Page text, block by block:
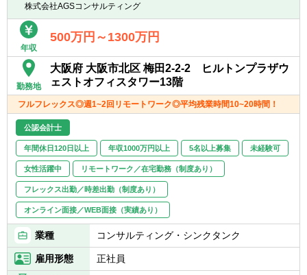
時点】
現在、約10名の方々が海外拠点へ駐在してお
ります。
株式会社AGSコンサルティング
年収
500万円～1300万円
勤務地
大阪府 大阪市北区 梅田2-2-2 ヒルトンプラザウ
ェストオフィスタワー13階
フルフレックス◎週1~2回リモートワーク◎平均残業時間10~20時間！
公認会計士
年間休日120日以上 年収1000万円以上 5名以上募集 未経験可
女性活躍中 リモートワーク／在宅勤務（制度あり）
フレックス出勤／時差出勤（制度あり）
オンライン面接／WEB面接（実績あり）
業種 コンサルティング・シンクタンク
雇用形態 正社員